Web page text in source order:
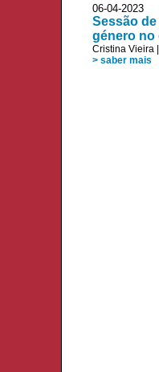
06-04-
Sessão
género no
Cristina Vieira
> saber mais